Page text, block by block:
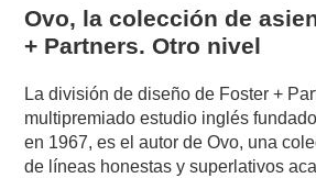
Ovo, la colección de
+ Partners. Otro nivel
La división de diseño de Foster +
multipremiado estudio inglés
en 1967, es el autor de Ovo, una
de líneas honestas y superlativos